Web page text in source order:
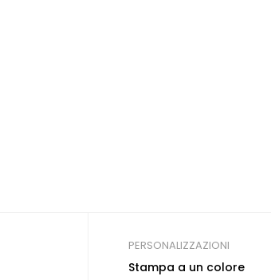
PERSONALIZZAZIONI
Stampa a un colore